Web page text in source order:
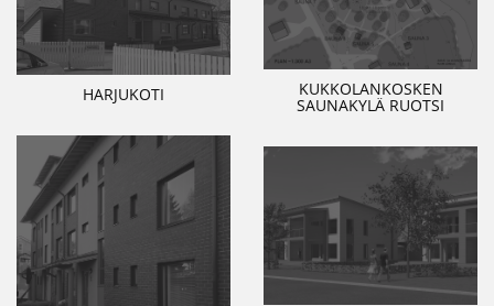
KUKKOLANKOSKEN
SAUNAKYLÄ RUOTSI
HARJUKOTI